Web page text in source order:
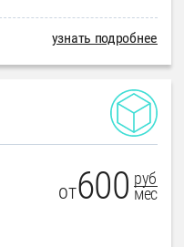
узнать подробнее
от600 руб
мес